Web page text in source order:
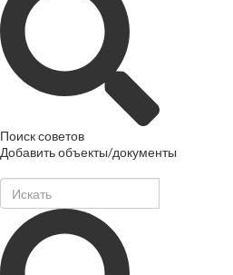
Поиск советов
Добавить объекты/документы